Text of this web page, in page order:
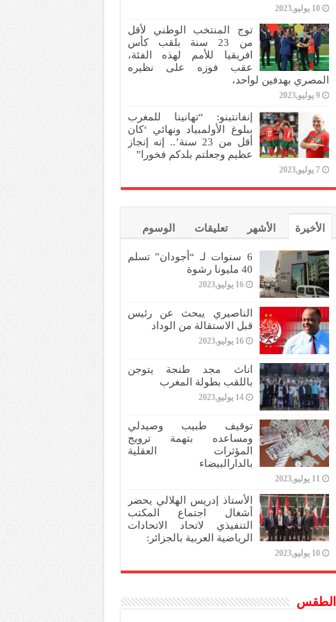
10 يوليو,2023
توج المنتخب الوطني لأقل
من 23 سنة بلقب كأس
افريقيا للأمم لهذه الفئة،
عقب فوزه على نظيره
المصري بهدفين لواحد،
9 يوليو,2023
إنفانتينو: “تهانينا للمغرب
ببلوغ الأولمبياد ونهائي ‘كان
أقل من 23 سنة’.. إنه إنجاز
عظيم وجعلتم بلدكم فخورا”
7 يوليو,2023
الأخيرة الأشهر تعليقات الوسوم
6 سنوات لـ “أجودان” تسلم
40 مليونا رشوة
16 يوليو,2023
الناصيري يبحث عن رئيس
قبل الاستقالة من الوداد
16 يوليو,2023
اناث مجد طنجة يتوجن
باللقب بطولة المغرب
14 يوليو,2023
توقيف طبيب وصيدلي
ومساعده بتهمة ترويج
المؤثرات العقلية
بالدارالبيضاء
11 يوليو,2023
الأستاذ إدريس الهلالي يحضر
أشغال اجتماع المكتب
التنفيذي لاتحاد الاتحادات
الرياضية العربية بالجزائر:
10 يوليو,2023
الطقس